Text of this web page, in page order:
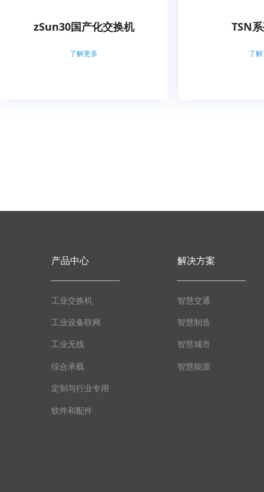
zSun30国产化交换机
了解更多
TSN
了
工业交换机
工业设备联网
工业无线
综合承载
定制与行业专用
软件和配件
产品中心
智慧交通
智慧制造
智慧城市
智慧能源
解决方案